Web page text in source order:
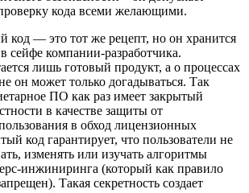
кода всеми желающими.
код — это тот же рецепт, но он хранится
сейфе компании-разработчика.
лишь готовый продукт, а о процессах
он может только догадываться. Так
ПО как раз имеет закрытый
в качестве защиты от
в обход лицензионных
код гарантирует, что пользователи не
изменять или изучать алгоритмы
инжиниринга (который как правило
Такая секретность создает